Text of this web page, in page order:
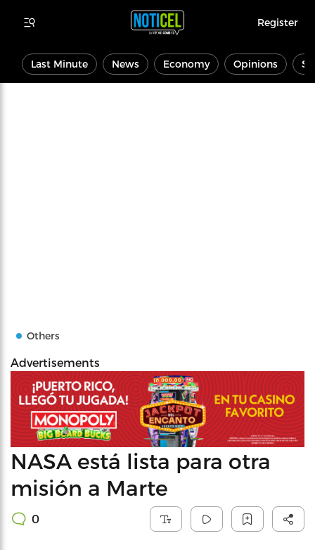
Register
Last Minute News Economy Opinions
Others
Advertisements
NASA está lista para otra
misión a Marte
0